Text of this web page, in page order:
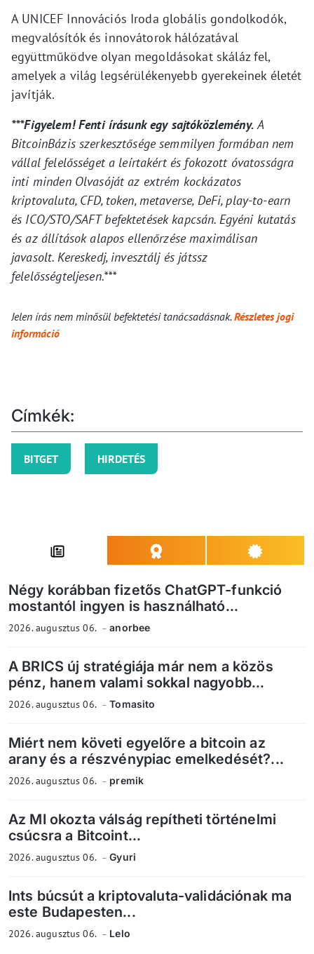
A UNICEF Innovációs Iroda globális gondolkodók,
megvalósítók és innovátorok hálózatával
együttműködve olyan megoldásokat skáláz fel,
amelyek a világ legsérülékenyebb gyerekeinek életét
javítják.
***Figyelem! Fenti írásunk egy sajtóközlemény.A
BitcoinBázis szerkesztősége semmilyen formában nem
vállal felelősséget a leírtakért és fokozott óvatosságra
inti minden Olvasóját az extrém kockázatos
kriptovaluta, CFD, token, metaverse, DeFi, play-to-earn
és ICO/STO/SAFT befektetések kapcsán. Egyéni kutatás
és az állítások alapos ellenőrzése maximálisan
javasolt. Kereskedj, invesztálj és játssz
felelősségteljesen.***
Jelen írás nem minősül befektetési tanácsadásnak.Részletes jogi
információ
Címkék:
BITGET HIRDETÉS
Négy korábban fizetős ChatGPT-funkció
mostantól ingyen is használható...
2026. augusztus 06. anorbee
A BRICS új stratégiája már nem a közös
pénz, hanem valami sokkal nagyobb...
2026. augusztus 06. Tomasito
Miért nem követi egyelőre a bitcoin az
arany és a részvénypiac emelkedését?...
2026. augusztus 06. premik
Az MI okozta válság repítheti történelmi
csúcsra a Bitcoint...
2026. augusztus 06. Gyuri
Ints búcsút a kriptovaluta-validációnak ma
este Budapesten...
2026. augusztus 06. Lelo